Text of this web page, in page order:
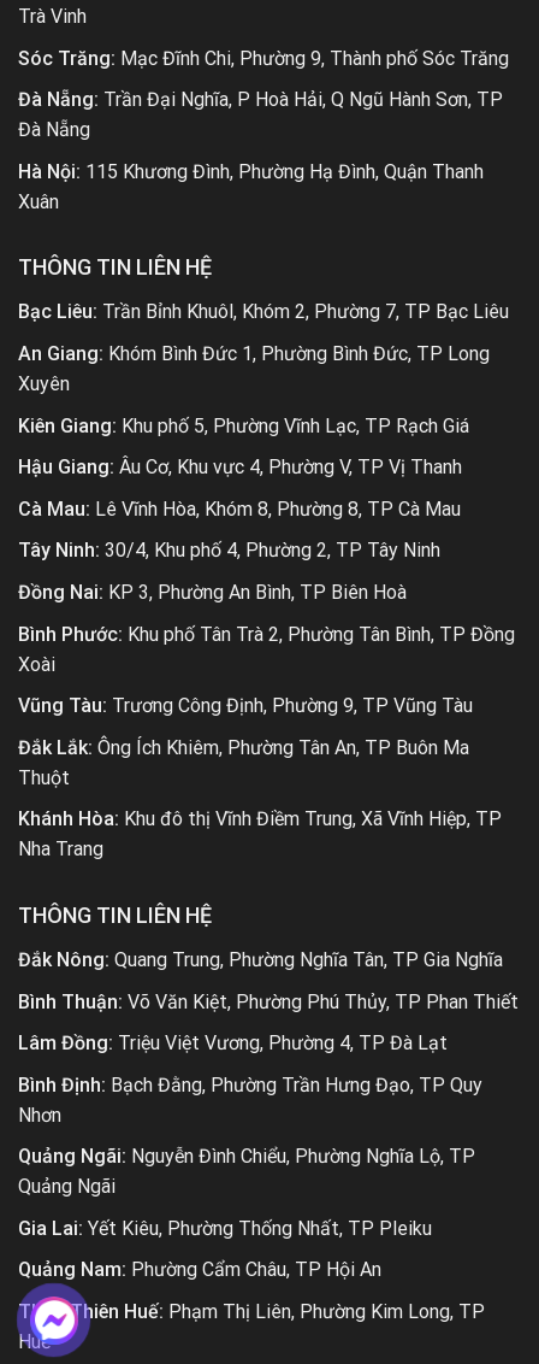
Trà Vinh
Sóc Trăng: Mạc Đĩnh Chi, Phường 9, Thành phố Sóc Trăng
Đà Nẵng: Trần Đại Nghĩa, P Hoà Hải, Q Ngũ Hành Sơn, TP
Đà Nẵng
Hà Nội: 115 Khương Đình, Phường Hạ Đình, Quận Thanh
Xuân
THÔNG TIN LIÊN HỆ
Bạc Liêu: Trần Bỉnh Khuôl, Khóm 2, Phường 7, TP Bạc Liêu
An Giang: Khóm Bình Đức 1, Phường Bình Đức, TP Long
Xuyên
Kiên Giang: Khu phố 5, Phường Vĩnh Lạc, TP Rạch Giá
Hậu Giang: Âu Cơ, Khu vực 4, Phường V, TP Vị Thanh
Cà Mau: Lê Vĩnh Hòa, Khóm 8, Phường 8, TP Cà Mau
Tây Ninh: 30/4, Khu phố 4, Phường 2, TP Tây Ninh
Đồng Nai: KP 3, Phường An Bình, TP Biên Hoà
Bình Phước: Khu phố Tân Trà 2, Phường Tân Bình, TP Đồng
Xoài
Vũng Tàu: Trương Công Định, Phường 9, TP Vũng Tàu
Đắk Lắk: Ông Ích Khiêm, Phường Tân An, TP Buôn Ma
Thuột
Khánh Hòa: Khu đô thị Vĩnh Điềm Trung, Xã Vĩnh Hiệp, TP
Nha Trang
THÔNG TIN LIÊN HỆ
Đắk Nông: Quang Trung, Phường Nghĩa Tân, TP Gia Nghĩa
Bình Thuận: Võ Văn Kiệt, Phường Phú Thủy, TP Phan Thiết
Lâm Đồng: Triệu Việt Vương, Phường 4, TP Đà Lạt
Bình Định: Bạch Đằng, Phường Trần Hưng Đạo, TP Quy
Nhơn
Quảng Ngãi: Nguyễn Đình Chiểu, Phường Nghĩa Lộ, TP
Quảng Ngãi
Gia Lai: Yết Kiêu, Phường Thống Nhất, TP Pleiku
Quảng Nam: Phường Cẩm Châu, TP Hội An
Thừa Thiên Huế: Phạm Thị Liên, Phường Kim Long, TP
Huế